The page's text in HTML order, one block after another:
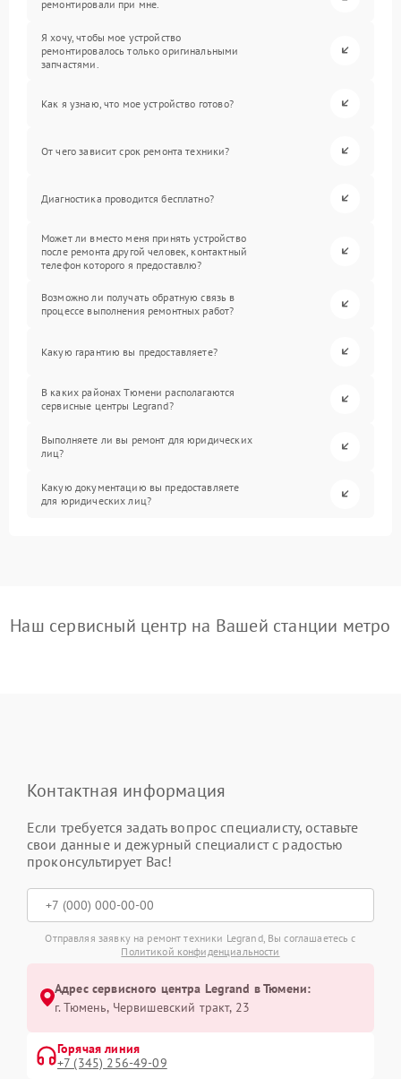
ремонтировали при мне.
Я хочу, чтобы мое устройство
ремонтировалось только оригинальными
запчастями.
Как я узнаю, что мое устройство готово?
От чего зависит срок ремонта техники?
Диагностика проводится бесплатно?
Может ли вместо меня принять устройство
после ремонта другой человек, контактный
телефон которого я предоставлю?
Возможно ли получать обратную связь в
процессе выполнения ремонтных работ?
Какую гарантию вы предоставляете?
В каких районах Тюмени располагаются
сервисные центры Legrand?
Выполняете ли вы ремонт для юридических
лиц?
Какую документацию вы предоставляете
для юридических лиц?
Наш сервисный центр на Вашей станции метро
Контактная информация
Если требуется задать вопрос специалисту, оставьте
свои данные и дежурный специалист с радостью
проконсультирует Вас!
Отправляя заявку на ремонт техники Legrand, Вы соглашаетесь с
Политикой конфиденциальности
Адрес сервисного центра Legrand в Тюмени:
г. Тюмень, ​Червишевский тракт, 23
Горячая линия
+7 (345) 256-49-09